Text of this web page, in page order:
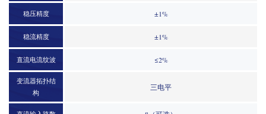
稳压精度 ±1%
稳流精度 ±1%
直流电流纹波 ≤2%
变流器拓扑结
构
三电平